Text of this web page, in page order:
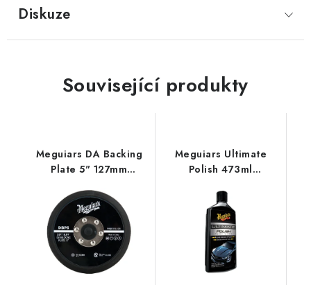
Diskuze
Související produkty
Meguiars DA Backing
Plate 5" 127mm
na DA leštičku
Meguiars Ultimate
Polish 473ml